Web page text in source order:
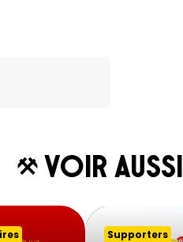
Voir aussi
Supporters